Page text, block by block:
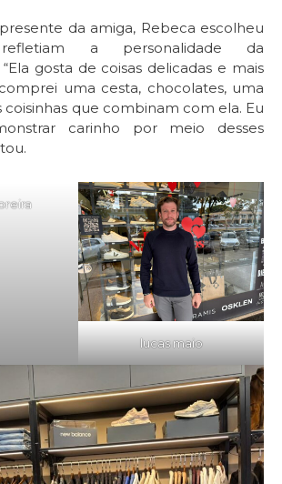
da amiga, Rebeca escolheu
a personalidade da
gosta de coisas delicadas e mais
uma cesta, chocolates, uma
coisinhas que combinam com ela. Eu
carinho por meio desses
lucas maio